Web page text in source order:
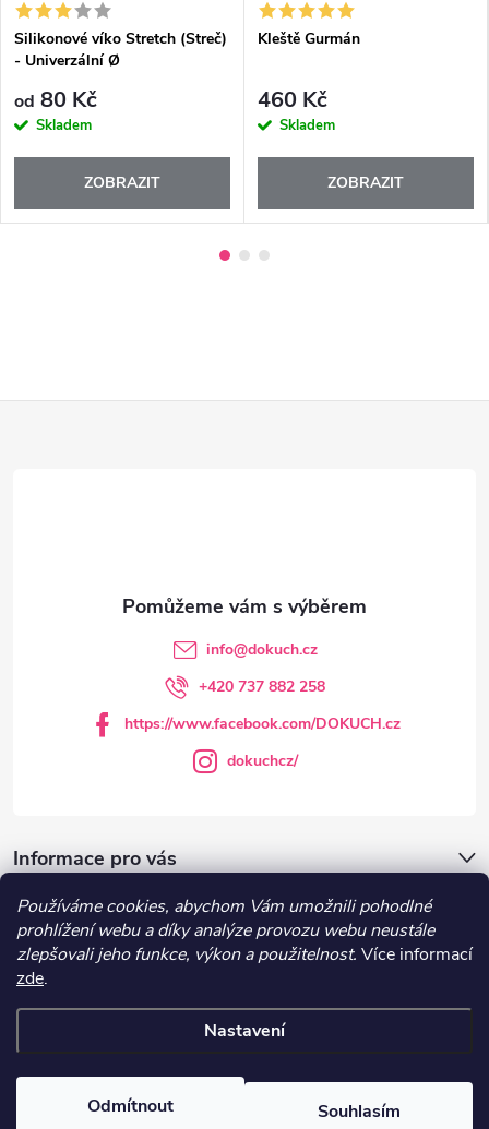
Používáme cookies, abychom Vám umožnili pohodlné
prohlížení webu a díky analýze provozu webu neustále
zlepšovali jeho funkce, výkon a použitelnost. Více informací
zde.
Nastavení
Odmítnout Souhlasím
Silikonové víko Stretch (Streč)
- Univerzální Ø
od 80 Kč
Skladem
ZOBRAZIT
Kleště Gurmán
460 Kč
Skladem
ZOBRAZIT
Informace pro vás
DOKUCH.cz
info@dokuch.cz
+420 737 882 258
https://www.facebook.com/DOKUCH.cz
dokuchcz/
Recepty
cookies